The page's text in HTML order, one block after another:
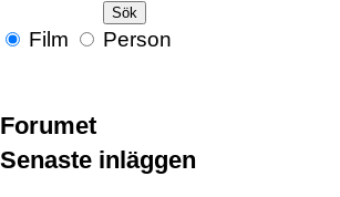
Film Person
Forumet
Senaste inläggen